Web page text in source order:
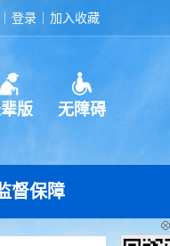
登录 加入收藏
版 无障碍
督保障